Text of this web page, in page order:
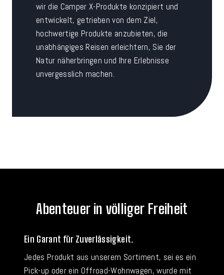
wir die Camper X-Produkte konzipiert und
entwickelt, getrieben von dem Ziel,
hochwertige Produkte anzubieten, die
unabhängiges Reisen erleichtern, Sie der
Natur näherbringen und Ihre Erlebnisse
unvergesslich machen.
Abenteuer in völliger Freiheit
Ein Garant für Zuverlässigkeit.
Jedes Produkt aus unserem Sortiment, sei es ein
Pick-up oder ein Offroad-Wohnwagen, wurde mit